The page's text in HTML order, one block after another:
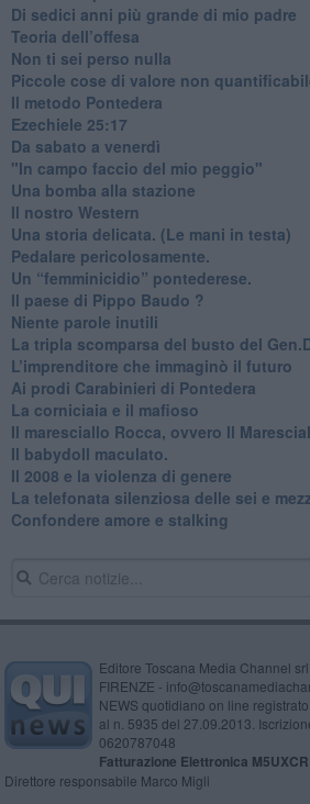
​Di sedici anni più grande di mio padre
Teoria dell’offesa
​Non ti sei perso nulla
​Piccole cose di valore non
​Il metodo Pontedera
​Ezechiele 25:17
Da sabato a venerdì
"In campo faccio del mio peggio"
Una bomba alla stazione
Il nostro Western
Una storia delicata. (Le mani in testa)
Pedalare pericolosamente.
Un “femminicidio” pontederese.
Il paese di Pippo Baudo ?
Niente parole inutili
La tripla scomparsa del busto del
​L’imprenditore che immaginò il futuro
Ai prodi Carabinieri di Pontedera
​La corniciaia e il mafioso
Il maresciallo Rocca, ovvero Il
​Il babydoll maculato.
​Il 2008 e la violenza di genere
La telefonata silenziosa delle sei e
​Confondere amore e stalking
Editore Toscana Media Channel
FIRENZE -
NEWS quotidiano on line
al n. 5935 del 27.09.2013.
0620787048
Fatturazione Elettronica
Direttore responsabile Marco Migli